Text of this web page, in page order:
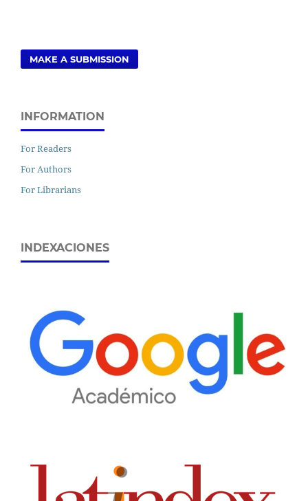
MAKE A SUBMISSION
INFORMATION
For Readers
For Authors
For Librarians
INDEXACIONES